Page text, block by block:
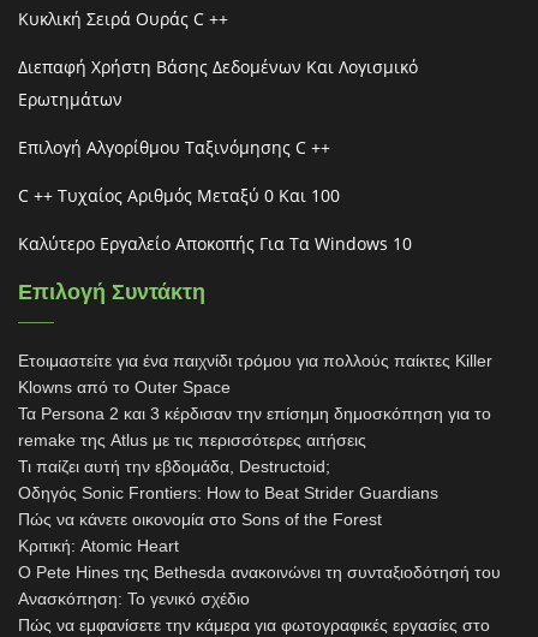
Κυκλική Σειρά Ουράς C ++
Διεπαφή Χρήστη Βάσης Δεδομένων Και Λογισμικό
Ερωτημάτων
Επιλογή Αλγορίθμου Ταξινόμησης C ++
C ++ Τυχαίος Αριθμός Μεταξύ 0 Και 100
Καλύτερο Εργαλείο Αποκοπής Για Τα Windows 10
Επιλογή Συντάκτη
Ετοιμαστείτε για ένα παιχνίδι τρόμου για πολλούς παίκτες Killer
Klowns από το Outer Space
Τα Persona 2 και 3 κέρδισαν την επίσημη δημοσκόπηση για το
remake της Atlus με τις περισσότερες αιτήσεις
Τι παίζει αυτή την εβδομάδα, Destructoid;
Οδηγός Sonic Frontiers: How to Beat Strider Guardians
Πώς να κάνετε οικονομία στο Sons of the Forest
Κριτική: Atomic Heart
Ο Pete Hines της Bethesda ανακοινώνει τη συνταξιοδότησή του
Ανασκόπηση: Το γενικό σχέδιο
Πώς να εμφανίσετε την κάμερα για φωτογραφικές εργασίες στο